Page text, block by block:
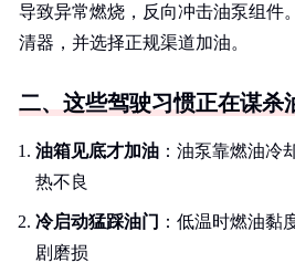
导致异常燃烧，反向冲击油泵组件
清器，并选择正规渠道加油。
二、这些驾驶习惯正在谋杀
油箱见底才加油 ：油泵靠燃油冷
热不良
冷启动猛踩油门 ：低温时燃油黏
剧磨损